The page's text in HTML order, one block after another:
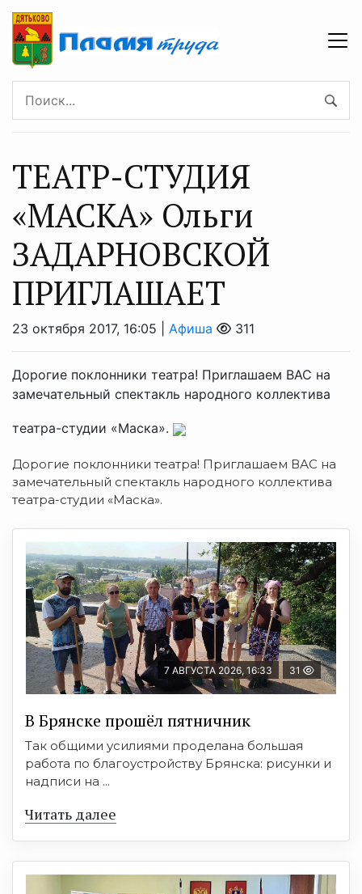
ТЕАТР-СТУДИЯ
«МАСКА» Ольги
ЗАДАРНОВСКОЙ
ПРИГЛАШАЕТ
23 октября 2017, 16:05 | Афиша 311
Дорогие поклонники театра! Приглашаем ВАС на
замечательный спектакль народного коллектива
театра-студии «Маска».
Дорогие поклонники театра! Приглашаем ВАС на
замечательный спектакль народного коллектива
театра-студии «Маска».
7 АВГУСТА 2026, 16:33 31
В Брянске прошёл пятничник
Так общими усилиями проделана большая
работа по благоустройству Брянска: рисунки и
надписи на ...
Читать далее